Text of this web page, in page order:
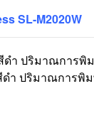
SL-M2020W
ดำ ปริมาณการพิ
ดำ ปริมาณการพิ